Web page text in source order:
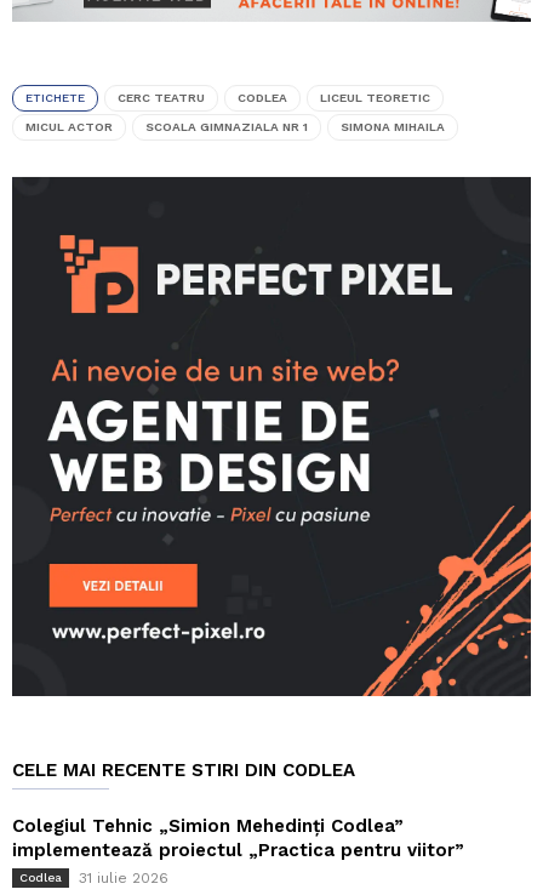
ETICHETE CERC TEATRU CODLEA LICEUL TEORETIC
MICUL ACTOR SCOALA GIMNAZIALA NR 1 SIMONA MIHAILA
CELE MAI RECENTE STIRI DIN CODLEA
Colegiul Tehnic „Simion Mehedinți Codlea”
implementează proiectul „Practica pentru viitor”
Codlea 31 iulie 2026